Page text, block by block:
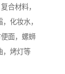
合材料，
化妆水，
面，螺蛳
，烤灯等